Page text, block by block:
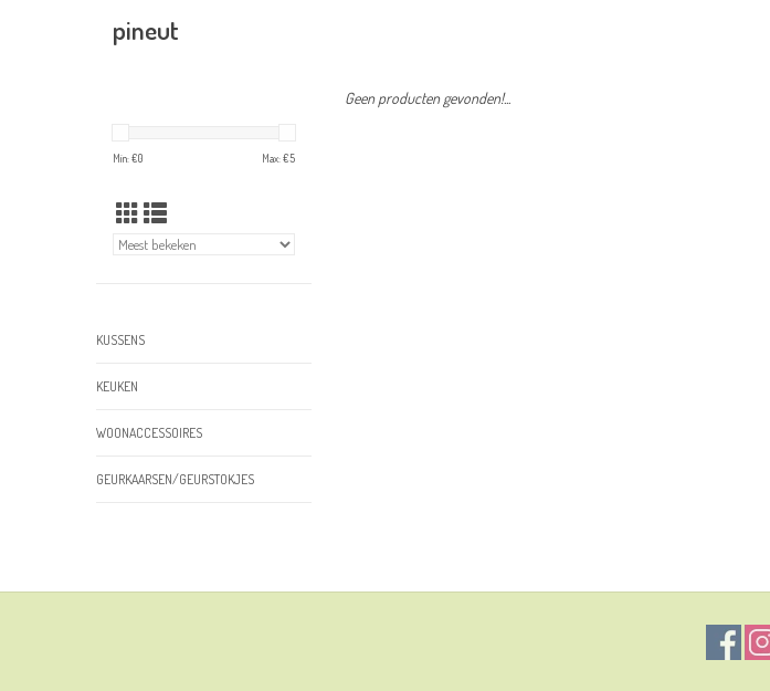
pineut
Min: €0 Max: €5
KUSSENS
KEUKEN
WOONACCESSOIRES
GEURKAARSEN/GEURSTOKJES
Geen producten gevonden!...